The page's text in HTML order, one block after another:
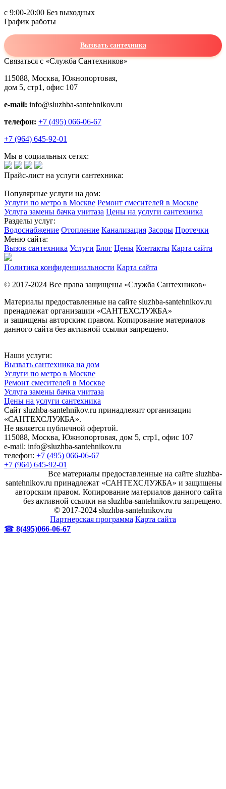
c 9:00-20:00 Без выходных
График работы
Вызвать сантехника
Связаться с «Служба Сантехников»
115088, Москва, Южнопортовая,
дом 5, стр1, офис 107
e-mail: info@sluzhba-santehnikov.ru
телефон: +7 (495) 066-06-67
+7 (964) 645-92-01
Мы в социальных сетях:
Прайс-лист на услуги сантехника:
Популярные услуги на дом:
Услуги по метро в Москве Ремонт смесителей в Москве
Услуга замены бачка унитаза Цены на услуги сантехника
Разделы услуг:
Водоснабжение Отопление Канализация Засоры Протечки
Меню сайта:
Вызов сантехника Услуги Блог Цены Контакты Карта сайта
Политика конфиденциальности Карта сайта
© 2017-2024 Все права защищены «Служба Сантехников»
Материалы предоставленные на сайте sluzhba-santehnikov.ru
пренадлежат организации «САНТЕХСЛУЖБА»
и защищены авторским правом. Копирование материалов
данного сайта без активной ссылки запрещено.
Наши услуги:
Вызвать сантехника на дом
Услуги по метро в Москве
Ремонт смесителей в Москве
Услуга замены бачка унитаза
Цены на услуги сантехника
Сайт sluzhba-santehnikov.ru принадлежит организации
«САНТЕХСЛУЖБА».
Не является публичной офертой.
115088, Москва, Южнопортовая, дом 5, стр1, офис 107
e-mail: info@sluzhba-santehnikov.ru
телефон: +7 (495) 066-06-67
+7 (964) 645-92-01
Все материалы предоставленные на сайте sluzhba-
santehnikov.ru принадлежат «САНТЕХСЛУЖБА» и защищены
авторским правом. Копирование материалов данного сайта
без активной ссылки на sluzhba-santehnikov.ru запрещено.
© 2017-2024 sluzhba-santehnikov.ru
Партнерская программа Карта сайта
☎ 8(495)066-06-67